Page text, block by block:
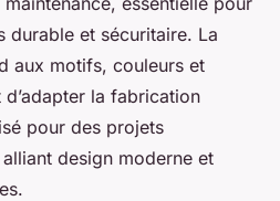
durable et sécuritaire. La
aux motifs, couleurs et
la fabrication
pour des projets
design moderne et